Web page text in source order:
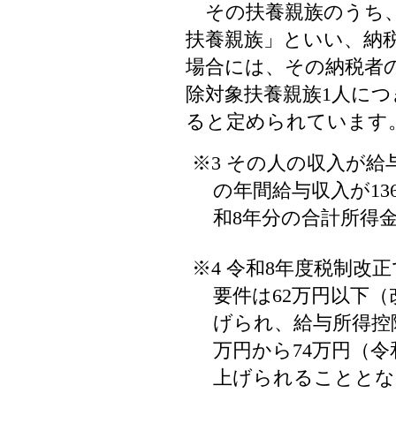
その扶養親族のうち
扶養親族」といい、納
場合には、その納税者
除対象扶養親族1人に
ると定められています
※3 その人の収入が給
の年間給与収入が
和8年分の合計所得
※4 令和8年度税制改
要件は62万円以下
げられ、給与所得
万円から74万円（
上げられることと